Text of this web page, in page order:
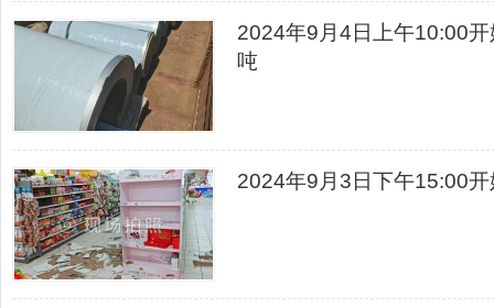
2024年9月4日上午10:00
吨
2024年9月3日下午15:00